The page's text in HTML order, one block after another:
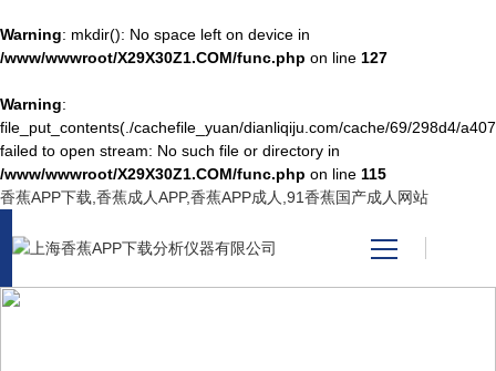
Warning: mkdir(): No space left on device in
/www/wwwroot/X29X30Z1.COM/func.php on line 127
Warning:
file_put_contents(./cachefile_yuan/dianliqiju.com/cache/69/298d4/
failed to open stream: No such file or directory in
/www/wwwroot/X29X30Z1.COM/func.php on line 115
香蕉APP下载,香蕉成人APP,香蕉APP成人,91香蕉国产成人网站
产品中心
关于香蕉APP下载